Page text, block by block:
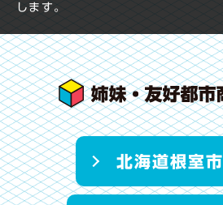
します。
北海道根室市